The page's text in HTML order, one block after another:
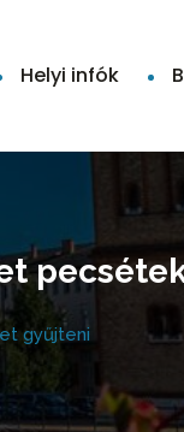
Helyi infók
gyűjteni